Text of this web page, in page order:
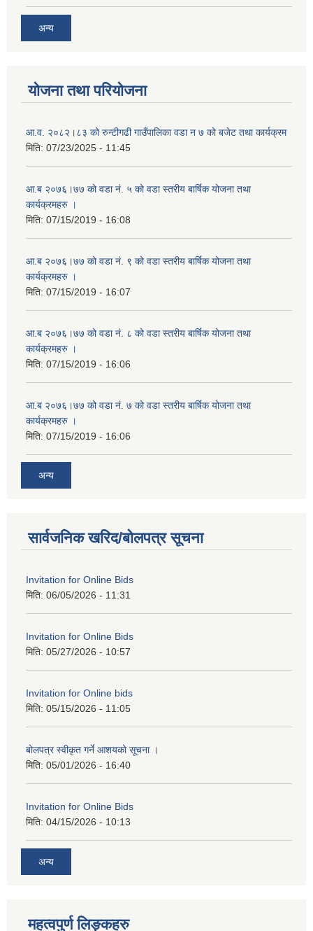
अन्य
योजना तथा परियोजना
आ.व. २०८२।८३ को रुन्टीगढी गाउँपालिका वडा न ७ को बजेट तथा कार्यक्रम
मिति: 07/23/2025 - 11:45
आ.ब २०७६।७७ को वडा नं. ५ को वडा स्तरीय बार्षिक योजना तथा
कार्यक्रमहरु ।
मिति: 07/15/2019 - 16:08
आ.ब २०७६।७७ को वडा नं. ९ को वडा स्तरीय बार्षिक योजना तथा
कार्यक्रमहरु ।
मिति: 07/15/2019 - 16:07
आ.ब २०७६।७७ को वडा नं. ८ को वडा स्तरीय बार्षिक योजना तथा
कार्यक्रमहरु ।
मिति: 07/15/2019 - 16:06
आ.ब २०७६।७७ को वडा नं. ७ को वडा स्तरीय बार्षिक योजना तथा
कार्यक्रमहरु ।
मिति: 07/15/2019 - 16:06
अन्य
सार्वजनिक खरिद/बोलपत्र सूचना
Invitation for Online Bids
मिति: 06/05/2026 - 11:31
Invitation for Online Bids
मिति: 05/27/2026 - 10:57
Invitation for Online bids
मिति: 05/15/2026 - 11:05
बोलपत्र स्वीकृत गर्ने आशयको सूचना ।
मिति: 05/01/2026 - 16:40
Invitation for Online Bids
मिति: 04/15/2026 - 10:13
अन्य
महत्वपुर्ण लिङ्कहरु